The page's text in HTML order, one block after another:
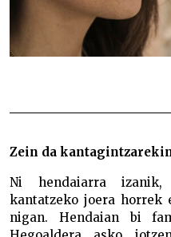
Zein da
Ni hendaiarra izanik,
kantatzeko joera horrek
nigan. Hendaian bi